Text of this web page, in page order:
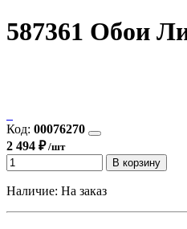
587361 Обои
Код: 00076270
2 494 ₽/шт
В корзину
Наличие: На заказ